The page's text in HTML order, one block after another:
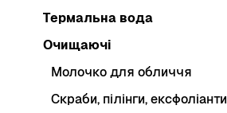
Термальна вода
Очищаючі
Молочко для обличчя
Скраби, пілінги, ексфоліанти